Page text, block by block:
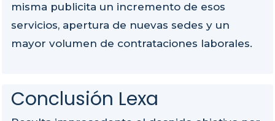
misma publicita un incremento de esos
servicios, apertura de nuevas sedes y un
mayor volumen de contrataciones laborales.
Conclusión Lexa